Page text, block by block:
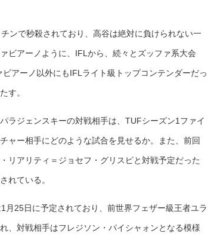
ンで秒殺されており、高谷は絶対に負けられない一
ビアーノように、IFLから、続々とズッファ系大会
アーノ以外にもIFLライト級トップコンテンダーだっ
す。
ラジェンスキーの対戦相手は、TUFシーズン1ファイ
ャー相手にどのような試合を見せるか。また、前回
リアリティ＝ジョセフ・グリスピと対戦予定だった
れている。
月25日に予定されており、前世界フェザー級王者ユラ
、対戦相手はフレジソン・パイシャォンとなる模様